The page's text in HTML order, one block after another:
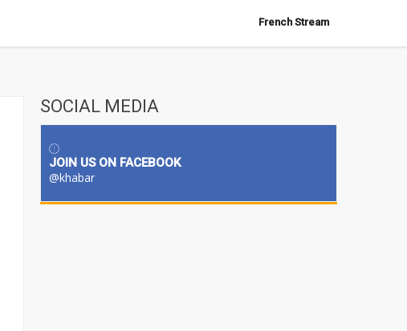
French Stream
SOCIAL MEDIA
JOIN US ON FACEBOOK
@khabar